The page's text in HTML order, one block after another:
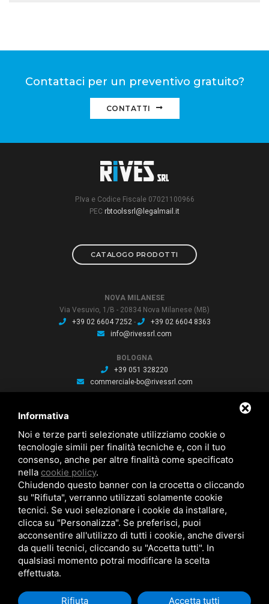
Contattaci per un preventivo gratuito?
CONTATTI
P.Iva e Codice Fiscale 07021100966
PEC rbtoolssrl@legalmail.it
CATALOGO PRODOTTI
NOVA MILANESE
Via Vesuvio, 1/B - 20834 Nova Milanese (MB)
+39 02 6604 7252 -
+39 02 6604 8363
info@rivessrl.com
BOLOGNA
+39 051 328220
commerciale-bo@rivessrl.com
commerciale-pn@rivessrl.com
ULTIME NEWS
Nuova BP smart installata: Nuova BP smart installata
Nuova bussola Agathon: Nuova bussola Agathon per stampaggio
plastica
Brochure saldatura: Brochure saldatura Lase one WS fili per saldatura
Policy
Informativa
Noi e terze parti selezionate utilizziamo cookie o
tecnologie simili per finalità tecniche e, con il tuo
consenso, anche per altre finalità come specificato
nella cookie policy.
Chiudendo questo banner con la crocetta o cliccando
su "Rifiuta", verranno utilizzati solamente cookie
tecnici. Se vuoi selezionare i cookie da installare,
clicca su "Personalizza". Se preferisci, puoi
acconsentire all'utilizzo di tutti i cookie, anche diversi
da quelli tecnici, cliccando su "Accetta tutti". In
qualsiasi momento potrai modificare la scelta
effettuata.
Rifiuta Accetta tutti